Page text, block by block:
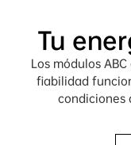
Tu
Los módulos
fiabilidad
condiciones